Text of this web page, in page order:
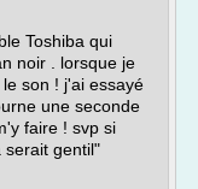
Toshiba qui
noir . lorsque je
son ! j'ai essayé
une seconde
faire ! svp si
serait gentil"